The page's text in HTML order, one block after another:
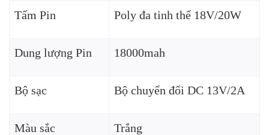
Tấm Pin Poly đa tinh thể 18V/20W
Dung lượng Pin 18000mah
Bộ sạc Bộ chuyển đổi DC 13V/2A
Màu sắc Trắng